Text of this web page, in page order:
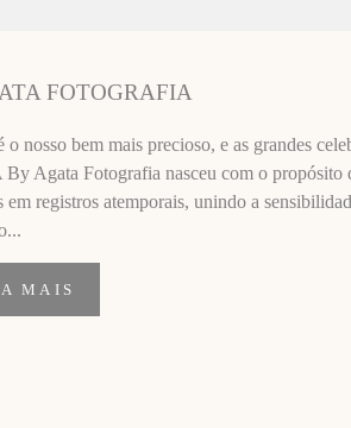
FOTOGRAFIA
o nosso bem mais precioso, e as grandes
By Agata Fotografia nasceu com o propósito
em registros atemporais, unindo a
MAIS